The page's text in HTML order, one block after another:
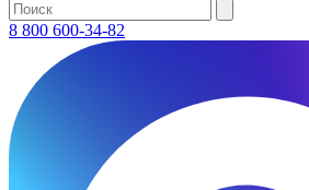
8 800 600-34-82